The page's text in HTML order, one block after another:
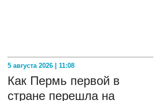
5 августа 2026 | 11:08
Как Пермь первой в
стране перешла на